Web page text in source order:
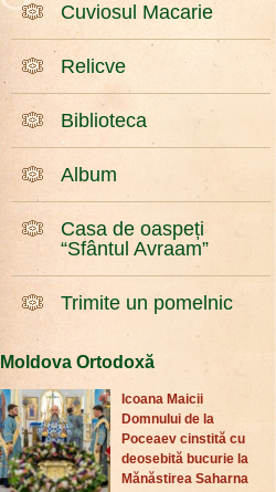
Cuviosul Macarie
Relicve
Biblioteca
Album
Casa de oaspeți
“Sfântul Avraam”
Trimite un pomelnic
Moldova Ortodoxă
Icoana Maicii
Domnului de la
Poceaev cinstită cu
deosebită bucurie la
Mănăstirea Saharna